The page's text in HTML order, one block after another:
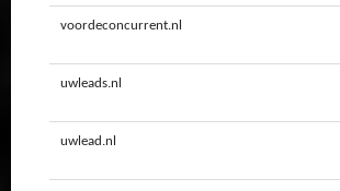
voordeconcurrent.nl
uwleads.nl
uwlead.nl